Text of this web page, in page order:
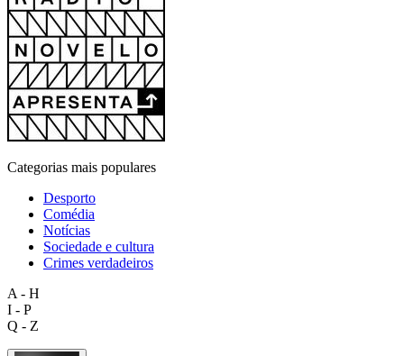
Categorias mais populares
Desporto
Comédia
Notícias
Sociedade e cultura
Crimes verdadeiros
A - H
I - P
Q - Z